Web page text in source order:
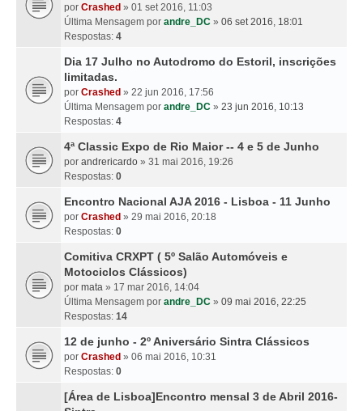
por Crashed » 01 set 2016, 11:03
Última Mensagem por andre_DC » 06 set 2016, 18:01
Respostas: 4
Dia 17 Julho no Autodromo do Estoril, inscrições
limitadas.
por Crashed » 22 jun 2016, 17:56
Última Mensagem por andre_DC » 23 jun 2016, 10:13
Respostas: 4
4ª Classic Expo de Rio Maior -- 4 e 5 de Junho
por andrericardo » 31 mai 2016, 19:26
Respostas: 0
Encontro Nacional AJA 2016 - Lisboa - 11 Junho
por Crashed » 29 mai 2016, 20:18
Respostas: 0
Comitiva CRXPT ( 5º Salão Automóveis e
Motociclos Clássicos)
por mata » 17 mar 2016, 14:04
Última Mensagem por andre_DC » 09 mai 2016, 22:25
Respostas: 14
12 de junho - 2º Aniversário Sintra Clássicos
por Crashed » 06 mai 2016, 10:31
Respostas: 0
[Área de Lisboa]Encontro mensal 3 de Abril 2016-